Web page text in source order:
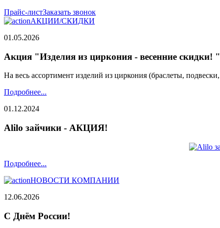
Прайс-листЗаказать звонок
АКЦИИ/СКИДКИ
01.05.2026
Акция "Изделия из циркония - весенние скидки! "
На весь ассортимент изделий из циркония (браслеты,
Подробнее...
01.12.2024
Alilo зайчики - АКЦИЯ!
Подробнее...
НОВОСТИ КОМПАНИИ
12.06.2026
С Днём России!